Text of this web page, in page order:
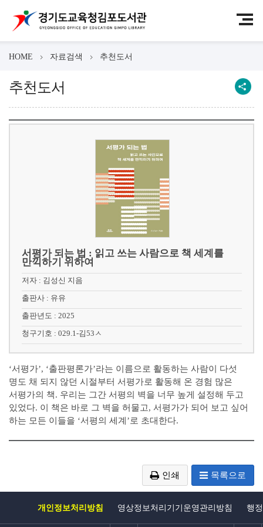
HOME 자료검색 추천도서
추천도서
서평가 되는 법 : 읽고 쓰는 사람으로 책 세계를
만끽하기 위하여
저자 : 김성신 지음
출판사 : 유유
출판년도 : 2025
청구기호 : 029.1-김53ㅅ
‘서평가’, ‘출판평론가’라는 이름으로 활동하는 사람이 다섯
명도 채 되지 않던 시절부터 서평가로 활동해 온 경험 많은
서평가의 책. 우리는 그간 서평의 벽을 너무 높게 설정해 두고
있었다. 이 책은 바로 그 벽을 허물고, 서평가가 되어 보고 싶어
하는 모든 이들을 ‘서평의 세계’로 초대한다.
인쇄 목록으로
개인정보처리방침 영상정보처리기기운영관리방침 행